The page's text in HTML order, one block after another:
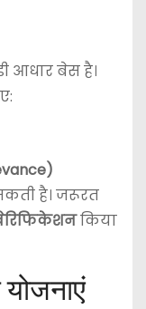
आधार बेस है।
है। जरूरत
किया